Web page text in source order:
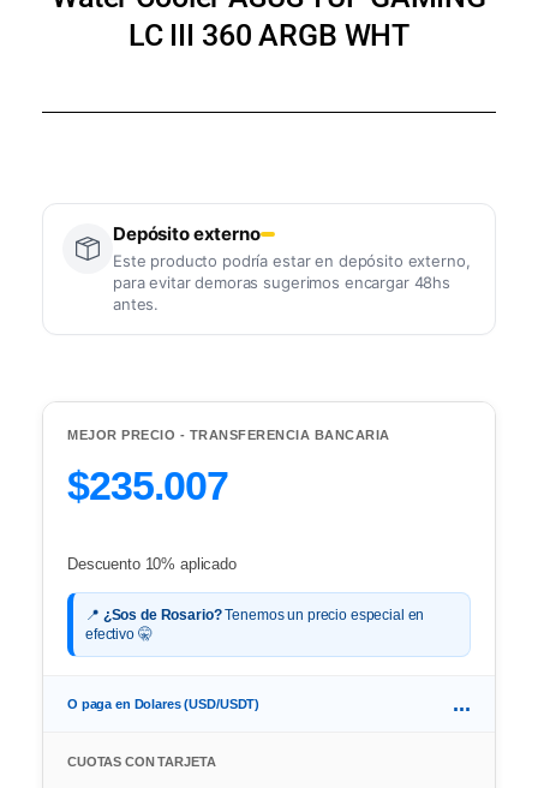
LC III 360 ARGB WHT
Depósito externo
Este producto podría estar en depósito externo,
para evitar demoras sugerimos encargar 48hs
antes.
MEJOR PRECIO - TRANSFERENCIA BANCARIA
$235.007
Descuento 10% aplicado
📍 ¿Sos de Rosario?Tenemos un precio especial en
efectivo 🤫
O paga en Dolares (USD/USDT) ...
CUOTAS CON TARJETA